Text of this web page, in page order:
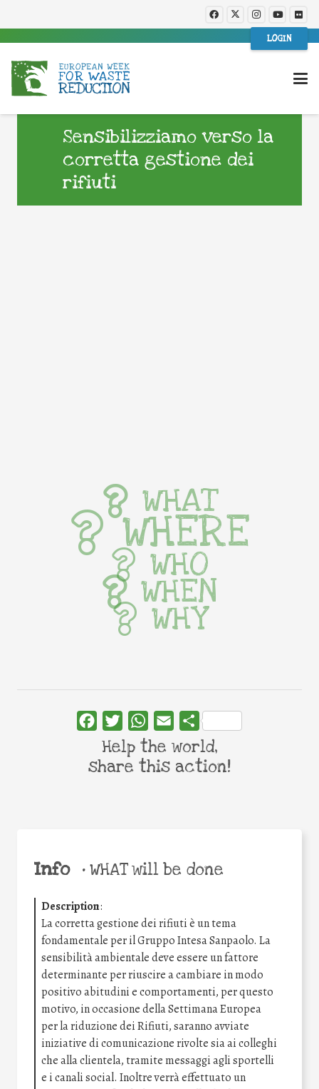
LOGIN
Sensibilizziamo verso la
corretta gestione dei
rifiuti
Info •WHAT will be done
Description:
La corretta gestione dei rifiuti è un tema
fondamentale per il Gruppo Intesa Sanpaolo. La
sensibilità ambientale deve essere un fattore
determinante per riuscire a cambiare in modo
positivo abitudini e comportamenti, per questo
motivo, in occasione della Settimana Europea
per la riduzione dei Rifiuti, saranno avviate
iniziative di comunicazione rivolte sia ai colleghi
che alla clientela, tramite messaggi agli sportelli
e i canali social. Inoltre verrà effettuato un
WHAT
WHERE
WHO
WHEN
WHY
FacebookTwitterWhatsApp
Email Share
Help the world,
share this action!